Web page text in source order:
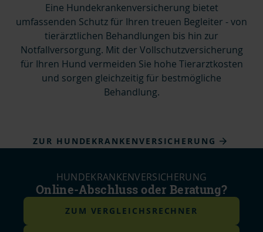
Eine Hundekrankenversicherung bietet
umfassenden Schutz für Ihren treuen Begleiter - von
tierärztlichen Behandlungen bis hin zur
Notfallversorgung. Mit der Vollschutzversicherung
für Ihren Hund vermeiden Sie hohe Tierarztkosten
und sorgen gleichzeitig für bestmögliche
Behandlung.
ZUR HUNDEKRANKENVERSICHERUNG
HUNDEKRANKENVERSICHERUNG
Online-Abschluss oder Beratung?
ZUM VERGLEICHSRECHNER